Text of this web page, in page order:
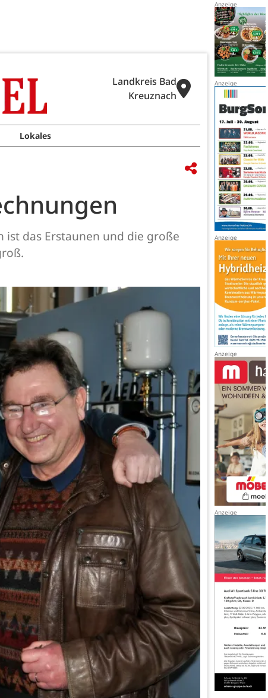
Landkreis Bad
Kreuznach
Lokales
ist das Erstaunen und die große